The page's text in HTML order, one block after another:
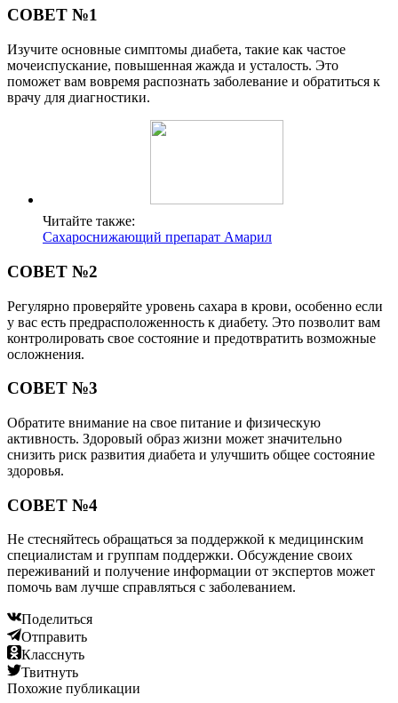
СОВЕТ №1
Изучите основные симптомы диабета, такие как частое
мочеиспускание, повышенная жажда и усталость. Это
поможет вам вовремя распознать заболевание и обратиться к
врачу для диагностики.
Читайте также:
Сахароснижающий препарат Амарил
СОВЕТ №2
Регулярно проверяйте уровень сахара в крови, особенно если
у вас есть предрасположенность к диабету. Это позволит вам
контролировать свое состояние и предотвратить возможные
осложнения.
СОВЕТ №3
Обратите внимание на свое питание и физическую
активность. Здоровый образ жизни может значительно
снизить риск развития диабета и улучшить общее состояние
здоровья.
СОВЕТ №4
Не стесняйтесь обращаться за поддержкой к медицинским
специалистам и группам поддержки. Обсуждение своих
переживаний и получение информации от экспертов может
помочь вам лучше справляться с заболеванием.
Поделиться
Отправить
Класснуть
Твитнуть
Похожие публикации